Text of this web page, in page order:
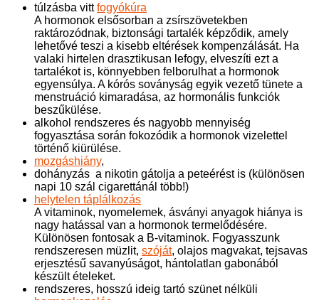
túlzásba vittfogyókúra
A hormonok elsősorban a zsírszövetekben
raktározódnak, biztonsági tartalék képződik, amely
lehetővé teszi a kisebb eltérések kompenzálását. Ha
valaki hirtelen drasztikusan lefogy, elveszíti ezt a
tartalékot is, könnyebben felborulhat a hormonok
egyensúlya. A kórós soványság egyik vezető tünete a
menstruáció kimaradása, az hormonális funkciók
beszűkülése.
alkohol rendszeres és nagyobb mennyiség
fogyasztása során fokozódik a hormonok vizelettel
történő kiürülése.
mozgáshiány,
dohányzás a nikotin gátolja a peteérést is (különösen
napi 10 szál cigarettánál több!)
helytelen táplálkozás
A vitaminok, nyomelemek, ásványi anyagok hiánya is
nagy hatással van a hormonok termelődésére.
Különösen fontosak a B-vitaminok. Fogyasszunk
rendszeresen müzlit, szóját, olajos magvakat, tejsavas
erjesztésű savanyúságot, hántolatlan gabonából
készült ételeket.
rendszeres, hosszú ideig tartó szünet nélküli